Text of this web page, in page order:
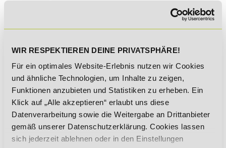
WIR RESPEKTIEREN DEINE PRIVATSPHÄRE!
Für ein optimales Website-Erlebnis nutzen wir Cookies
und ähnliche Technologien, um Inhalte zu zeigen,
Funktionen anzubieten und Statistiken zu erheben. Ein
Klick auf „Alle akzeptieren“ erlaubt uns diese
Datenverarbeitung sowie die Weitergabe an Drittanbieter
gemäß unserer Datenschutzerklärung. Cookies lassen
sich jederzeit ablehnen oder in den Einstellungen
ALLE Aus- und Weiterbildungen!
*Der Rabattcode "NEUGIER5" ist mit weiteren Rabatten
kombinierbar. Wir informieren dich gern.